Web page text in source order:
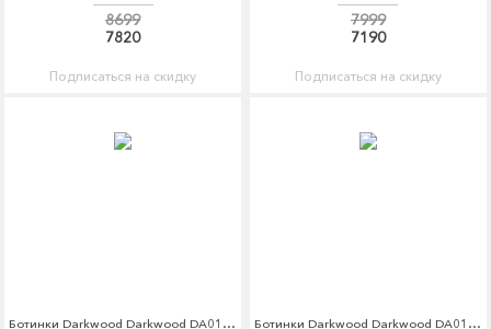
8699
7820
Подписаться на скидку
7999
7190
Подписаться на скидку
Ботинки Darkwood Darkwood DA014AWCBGK0 Ботинки Darkwood Darkwood DA014AMCBGG5